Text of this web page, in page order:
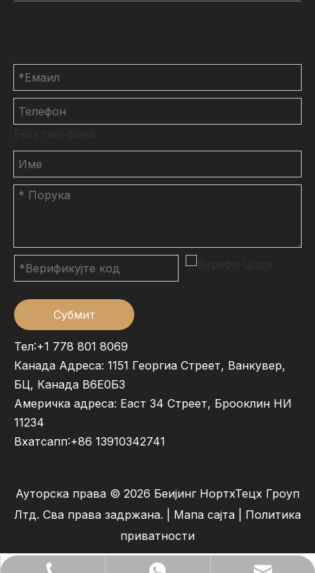
Субмит
Тел:+1 778 801 8069
Канада Адреса: 1151 Георгиа Стреет, Ванкувер,
БЦ, Канада В6Е0Б3
Америчка адреса: Еаст 34 Стреет, Брооклин НИ
11234
Вхатсапп:+86 13910342741
Ауторска права © 2026 Беијинг НортхТецх Гроуп
Лтд. Сва права задржана. | Мапа сајта
Политика
приватности